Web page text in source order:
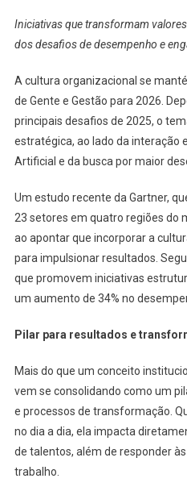
Iniciativas que transformam
dos desafios de desempenho e
A cultura organizacional se
de Gente e Gestão para 2026.
principais desafios de 2025, o
estratégica, ao lado da interação
Artificial e da busca por maior
Um estudo recente da Gartner,
23 setores em quatro regiões do
ao apontar que incorporar a
para impulsionar resultados.
que promovem iniciativas
um aumento de 34% no
Pilar para resultados e
Mais do que um conceito
vem se consolidando como um
e processos de transformação.
no dia a dia, ela impacta
de talentos, além de responder
trabalho.